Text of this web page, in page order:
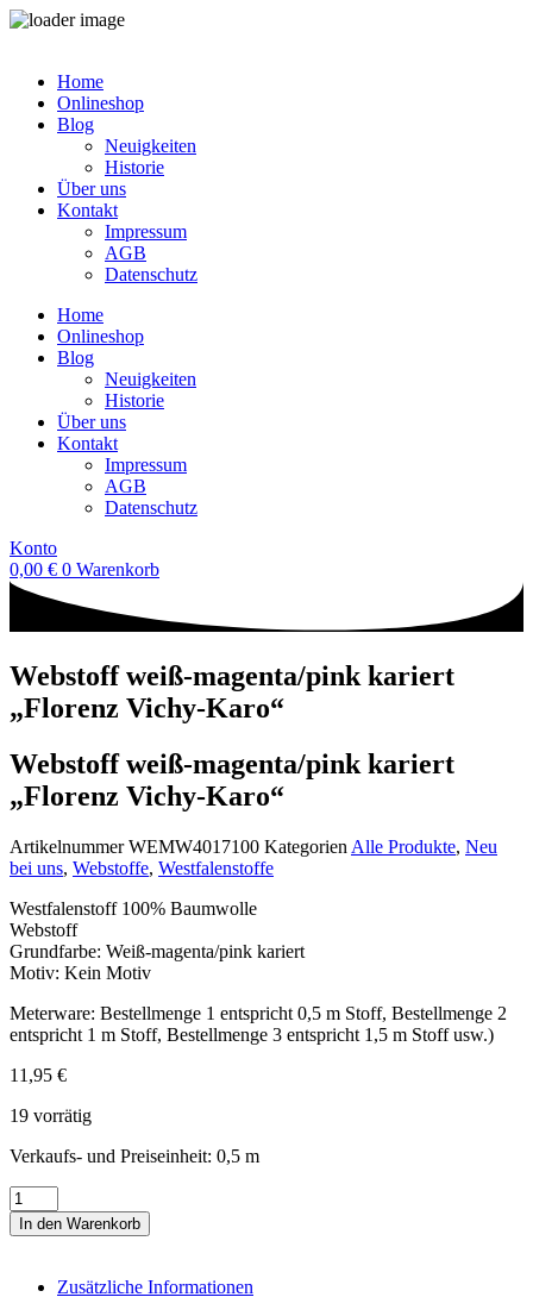
springenHome
Onlineshop
Blog
Neuigkeiten
Historie
Über uns
Kontakt
Impressum
AGB
Datenschutz
Home
Onlineshop
Blog
Neuigkeiten
Historie
Über uns
Kontakt
Impressum
AGB
Datenschutz
Konto
0,00 € 0 Warenkorb
Webstoff weiß-magenta/pink kariert
„Florenz Vichy-Karo“
Webstoff weiß-magenta/pink kariert
„Florenz Vichy-Karo“
ArtikelnummerWEMW4017100 Kategorien Alle Produkte, Neu
bei uns, Webstoffe, Westfalenstoffe
Westfalenstoff 100% Baumwolle
Webstoff
Grundfarbe: Weiß-magenta/pink kariert
Motiv: Kein Motiv
Meterware: Bestellmenge 1 entspricht 0,5 m Stoff, Bestellmenge 2
entspricht 1 m Stoff, Bestellmenge 3 entspricht 1,5 m Stoff usw.)
11,95 €
19 vorrätig
Verkaufs- und Preiseinheit: 0,5 m
Webstoff
weiß-
magenta/pink
"Florenz
Vichy-
In den Warenkorb
Zusätzliche Informationen